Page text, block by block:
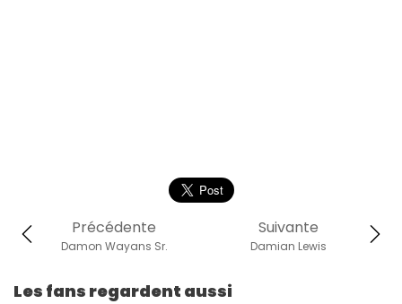
Suivante
Damian Lewis
Précédente
Damon Wayans Sr.
Les fans regardent aussi